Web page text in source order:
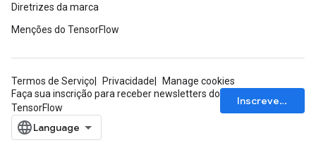
Diretrizes da marca
Menções do TensorFlow
Termos de Serviço Privacidade
Manage cookies
Faça sua inscrição para receber newsletters do
TensorFlow
Inscrever-se